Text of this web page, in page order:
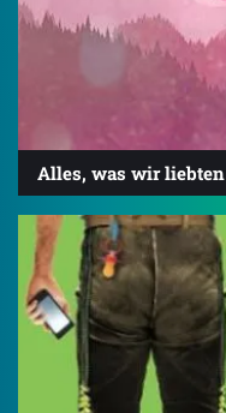
Alles, was wir liebten